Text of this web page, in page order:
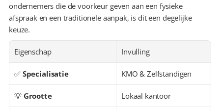
ondernemers die de voorkeur geven aan een fysieke
afspraak en een traditionele aanpak, is dit een degelijke
keuze.
Eigenschap Invulling
✅ Specialisatie KMO & Zelfstandigen
💡 Grootte Lokaal kantoor